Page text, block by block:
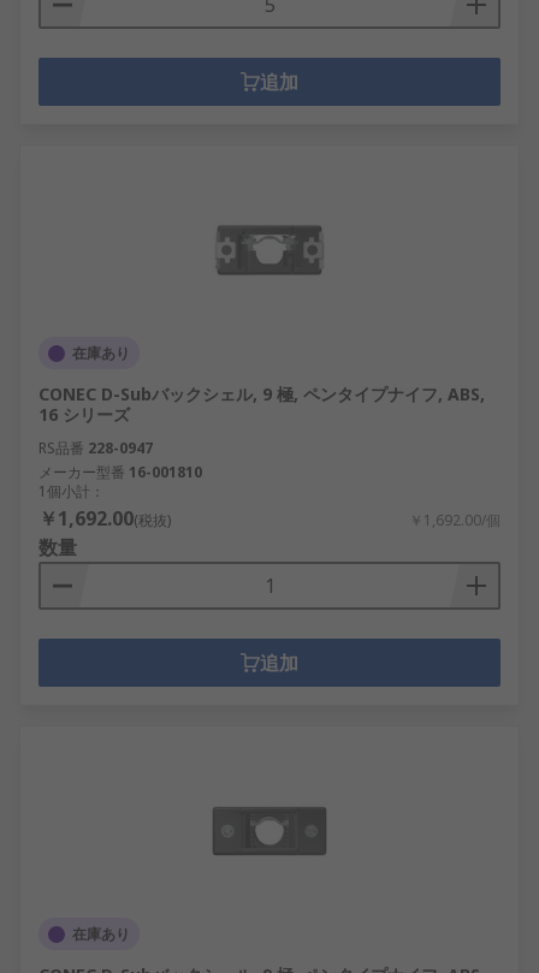
追加
在庫あり
CONEC D-Subバックシェル, 9 極, ペンタイプナイフ, ABS,
16 シリーズ
RS品番 228-0947
メーカー型番 16-001810
1個小計：
￥1,692.00(税抜) ￥1,692.00/個
数量
追加
在庫あり